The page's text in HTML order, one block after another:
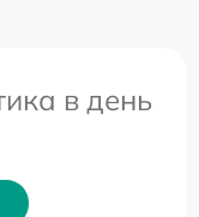
в день